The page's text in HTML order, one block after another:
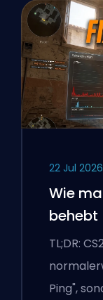
22 Jul 2026
Wie
behebt
TL;DR:
Ping",